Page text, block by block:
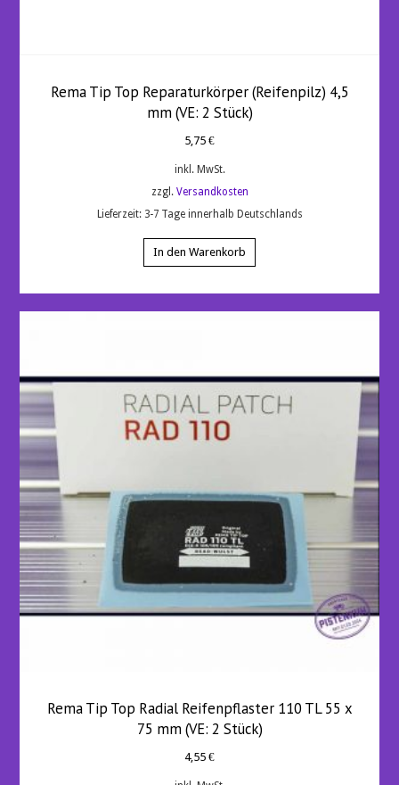
Rema Tip Top Reparaturkörper (Reifenpilz) 4,5
mm (VE: 2 Stück)
5,75 €
inkl. MwSt.
zzgl. Versandkosten
Lieferzeit: 3-7 Tage innerhalb Deutschlands
In den Warenkorb
Rema Tip Top Radial Reifenpflaster 110 TL 55 x
75 mm (VE: 2 Stück)
4,55 €